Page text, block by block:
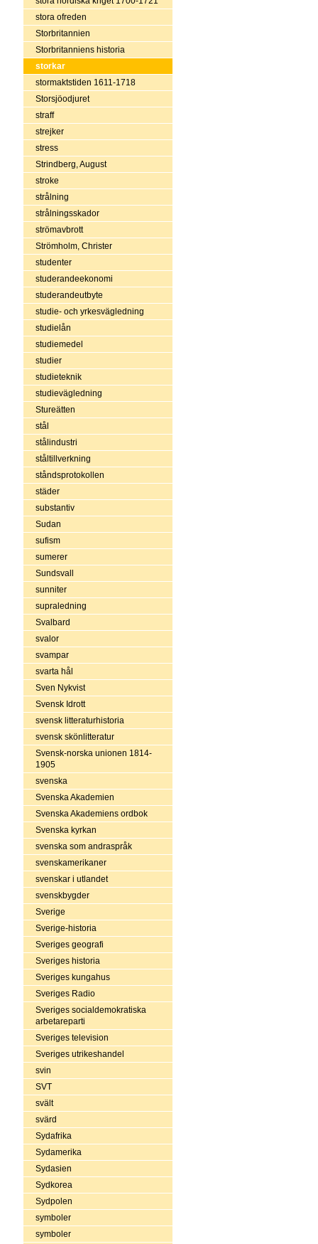
stora ofreden
Storbritannien
Storbritanniens historia
storkar
stormaktstiden 1611-1718
Storsjöodjuret
straff
strejker
stress
Strindberg, August
stroke
strålning
strålningsskador
strömavbrott
Strömholm, Christer
studenter
studerandeekonomi
studerandeutbyte
studie- och yrkesvägledning
studielån
studiemedel
studier
studieteknik
studievägledning
Stureätten
stål
stålindustri
ståltillverkning
ståndsprotokollen
städer
substantiv
Sudan
sufism
sumerer
Sundsvall
sunniter
supraledning
Svalbard
svalor
svampar
svarta hål
Sven Nykvist
Svensk Idrott
svensk litteraturhistoria
svensk skönlitteratur
Svensk-norska unionen 1814-
1905
svenska
Svenska Akademien
Svenska Akademiens ordbok
Svenska kyrkan
svenska som andraspråk
svenskamerikaner
svenskar i utlandet
svenskbygder
Sverige
Sverige-historia
Sveriges geografi
Sveriges historia
Sveriges kungahus
Sveriges Radio
Sveriges socialdemokratiska
arbetareparti
Sveriges television
Sveriges utrikeshandel
svin
SVT
svält
svärd
Sydafrika
Sydamerika
Sydasien
Sydkorea
Sydpolen
symboler
symboler